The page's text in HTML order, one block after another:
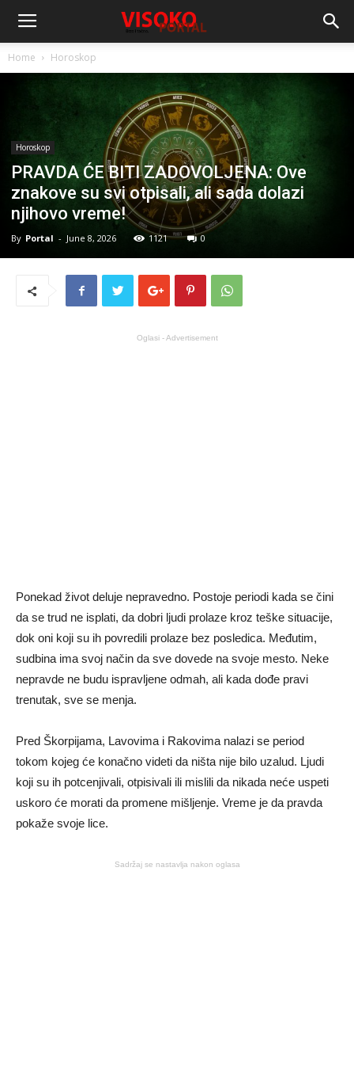
Home Horoskop
Horoskop
PRAVDA ĆE BITI ZADOVOLJENA: Ove
znakove su svi otpisali, ali sada dolazi
njihovo vreme!
By Portal - June 8, 2026 1121 0
Oglasi - Advertisement
Ponekad život deluje nepravedno. Postoje periodi kada se čini
da se trud ne isplati, da dobri ljudi prolaze kroz teške situacije,
dok oni koji su ih povredili prolaze bez posledica. Međutim,
sudbina ima svoj način da sve dovede na svoje mesto. Neke
nepravde ne budu ispravljene odmah, ali kada dođe pravi
trenutak, sve se menja.
Pred Škorpijama, Lavovima i Rakovima nalazi se period
tokom kojeg će konačno videti da ništa nije bilo uzalud. Ljudi
koji su ih potcenjivali, otpisivali ili mislili da nikada neće uspeti
uskoro će morati da promene mišljenje. Vreme je da pravda
pokaže svoje lice.
Sadržaj se nastavlja nakon oglasa